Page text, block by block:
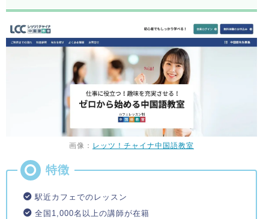
画像： レッツ！チャイナ中国語教室
駅近カフェでのレッスン
全国1,000名以上の講師が在籍